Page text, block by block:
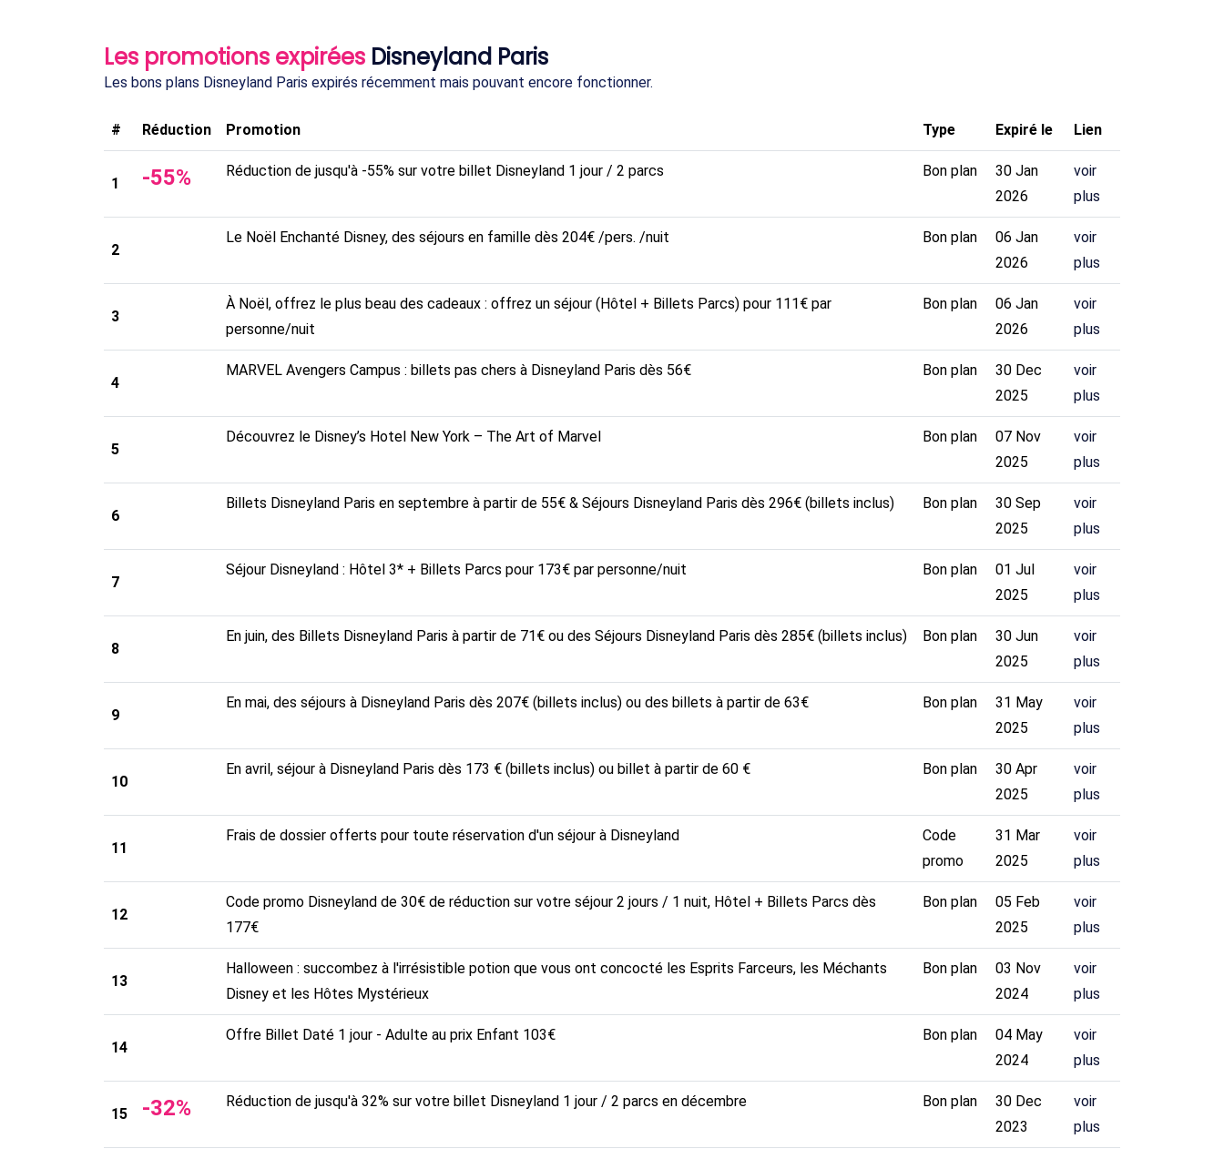
Les promotions expirées Disneyland Paris
Les bons plans Disneyland Paris expirés récemment mais pouvant encore fonctionner.
# Réduction Promotion Type Expiré le Lien
1 -55% Réduction de jusqu'à -55% sur votre billet Disneyland 1 jour / 2 parcs Bon plan
30 Jan
2026
voir
plus
2
Le Noël Enchanté Disney, des séjours en famille dès 204€ /pers. /nuit Bon plan
06 Jan
2026
voir
plus
3
À Noël, offrez le plus beau des cadeaux : offrez un séjour (Hôtel + Billets Parcs) pour 111€ par
personne/nuit
Bon plan
06 Jan
2026
voir
plus
4
MARVEL Avengers Campus : billets pas chers à Disneyland Paris dès 56€ Bon plan
30 Dec
2025
voir
plus
5
Découvrez le Disney’s Hotel New York – The Art of Marvel Bon plan
07 Nov
2025
voir
plus
6
Billets Disneyland Paris en septembre à partir de 55€ & Séjours Disneyland Paris dès 296€ (billets inclus) Bon plan
30 Sep
2025
voir
plus
7
Séjour Disneyland : Hôtel 3* + Billets Parcs pour 173€ par personne/nuit Bon plan
01 Jul
2025
voir
plus
8
En juin, des Billets Disneyland Paris à partir de 71€ ou des Séjours Disneyland Paris dès 285€ (billets inclus) Bon plan
30 Jun
2025
voir
plus
9
En mai, des séjours à Disneyland Paris dès 207€ (billets inclus) ou des billets à partir de 63€ Bon plan
31 May
2025
voir
plus
10
En avril, séjour à Disneyland Paris dès 173 € (billets inclus) ou billet à partir de 60 € Bon plan
30 Apr
2025
voir
plus
11
Frais de dossier offerts pour toute réservation d'un séjour à Disneyland
Code
promo
31 Mar
2025
voir
plus
12
Code promo Disneyland de 30€ de réduction sur votre séjour 2 jours / 1 nuit, Hôtel + Billets Parcs dès
177€
Bon plan
05 Feb
2025
voir
plus
13
Halloween : succombez à l'irrésistible potion que vous ont concocté les Esprits Farceurs, les Méchants
Disney et les Hôtes Mystérieux
Bon plan
03 Nov
2024
voir
plus
14
Offre Billet Daté 1 jour - Adulte au prix Enfant 103€ Bon plan
04 May
2024
voir
plus
15 -32% Réduction de jusqu'à 32% sur votre billet Disneyland 1 jour / 2 parcs en décembre Bon plan
30 Dec
2023
voir
plus